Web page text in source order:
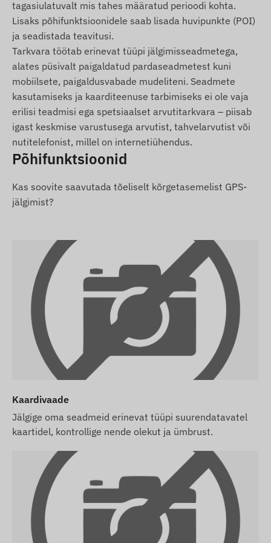
Kasutustingimused
Seadme normaalseks tööks on vajalik aktiivne
ühendus asukohamääramise satelliitsüsteemide
ja mobiilsideoperaatorite võrkudega. Need
tagavad andmete kogumise ja edastamise
kasutaja telefonile või kesksüsteemi. Seade
suhtleb mobiilsidevõrgu kaudu sellesse
paigaldatud (vahetatava) SIM-kaardi abil.
Tööpiirkond
4G LTE:Euroopa, Aasia, Aafrika
Ostuvõimalused
Kui ostate ainult seadme (ilma tarkvara
tellimuseta), väljastame selle tehaseseadetega.
Seadme tööks vajaliku SIM-kaardi, selle
seadistamise ja haldamise eest peate
hoolitsema ise.
Kui ostate koos seadmega ka tarkvara
tellimuse, kuid mitte SIM-kaarti, väljastame
seadme juba meie tarkvaras registreerituna ja
seadistamine jääb siiski teie kohustuseks.
Kui ostate meilt lisaks seadmele ja tarkvarale ka
SIM-kaardi, väljastame seadme ja kaardi
täielikult seadistatuna ning hoolitseme ka kaardi
pideva toimimise eest – teil ei ole selles osas
mingeid lisakohustusi.
Tarkvara tellimuse korral, kui soovite lisaks e-posti
teavitustele kasutada ka meie tarkvara SMS-
tagasiulatuvalt mis tahes määratud perioodi kohta.
Lisaks põhifunktsioonidele saab lisada huvipunkte (POI)
ja seadistada teavitusi.
Tarkvara töötab erinevat tüüpi jälgimisseadmetega,
alates püsivalt paigaldatud pardaseadmetest kuni
mobiilsete, paigaldusvabade mudeliteni. Seadmete
kasutamiseks ja kaarditeenuse tarbimiseks ei ole vaja
erilisi teadmisi ega spetsiaalset arvutitarkvara – piisab
igast keskmise varustusega arvutist, tahvelarvutist või
nutitelefonist, millel on internetiühendus.
Põhifunktsioonid
Kas soovite saavutada tõeliselt kõrgetasemelist GPS-
jälgimist?
Kaardivaade
Jälgige oma seadmeid erinevat tüüpi suurendatavatel
kaartidel, kontrollige nende olekut ja ümbrust.